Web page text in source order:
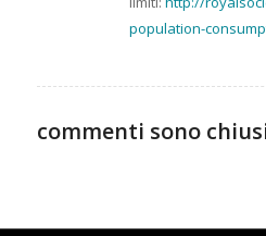
population-
commenti sono